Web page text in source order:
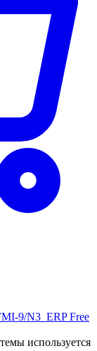
9/N3_ERP Free
используется